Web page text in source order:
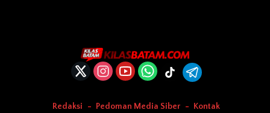
Redaksi Pedoman Media Siber Kontak